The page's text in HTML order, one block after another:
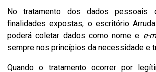
No tratamento dos dados pessoais
finalidades expostas, o escritório
poderá coletar dados como nome e e-
sempre nos princípios da necessidade e
Quando o tratamento ocorrer por